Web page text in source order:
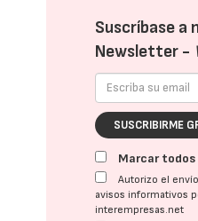
Suscríbase a
Newsletter -
SUSCRIBIRME
Marcar todos
Autorizo el
avisos informativos
interempresas.net